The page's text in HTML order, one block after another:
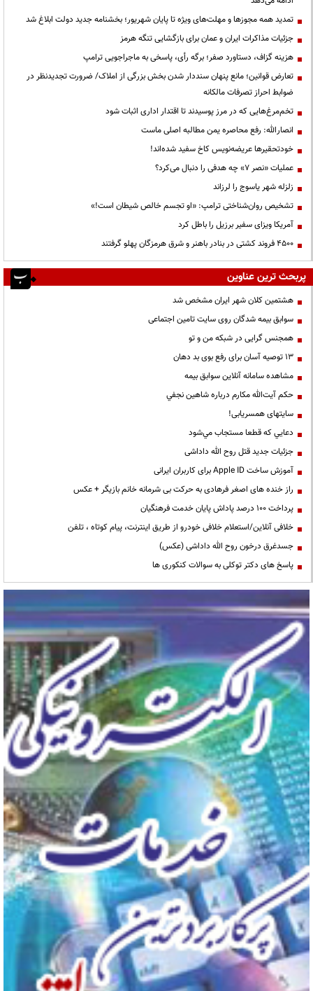
تمدید همه مجوزها و مهلت‌های ویژه تا پایان شهریور؛ بخشنامه جدید دولت ابلاغ شد
جزئیات مذاکرات ایران و عمان برای بازگشایی تنگه هرمز
هزینه گزاف، دستاورد صفر؛ برگه رأی، پاسخی به ماجراجویی ترامپ
تعارض قوانین؛ مانع پنهان سنددار شدن بخش بزرگی از املاک/ ضرورت تجدیدنظر در
ضوابط احراز تصرفات مالکانه
تخم‌مرغ‌هایی که در مرز پوسیدند تا اقتدار اداری اثبات شود
انصارالله: رفع محاصره یمن مطالبه اصلی ماست
خودتحقیرها عریضه‌نویس کاخ سفید شده‌اند!
عملیات «نصر ۷» چه هدفی را دنبال می‌کرد؟
زلزله شهر یاسوج را لرزاند
تشخیص روان‌شناختی ترامپ: «او تجسم خالص شیطان است!»
آمریکا ویزای سفیر برزیل را باطل کرد
۴۵۰۰ فروند کشتی در بنادر باهنر و شرق هرمزگان پهلو گرفتند
پربحث ترین عناوین
هشتمین کلان شهر ایران مشخص شد
سوابق بیمه شدگان روی سایت تامین اجتماعی
همجنس گرایی در شبکه من و تو
13 توصیه آسان برای رفع بوی بد دهان
مشاهده سامانه آنلاين سوابق بیمه
حكم آيت‌الله مكارم درباره شاهين نجفي
سایتهای همسریابی!
دعايي كه قطعا مستجاب مي‌شود
جزئیات جدید قتل روح الله داداشی
آموزش ساخت Apple ID برای کاربران ایرانی
راز خنده های اصغر فرهادی به حرکت بی شرمانه خانم بازیگر + عکس
پرداخت ۱۰۰ درصد پاداش پایان خدمت فرهنگیان
خلافی آنلاین/استعلام خلافی خودرو از طریق اینترنت، پیام کوتاه ، تلفن
جسدغرق درخون روح الله داداشی (عکس)
پاسخ های دکتر توکلی به سوالات کنکوری ها